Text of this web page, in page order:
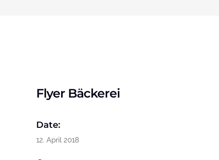
Flyer Bäckerei
Date:
12. April 2018